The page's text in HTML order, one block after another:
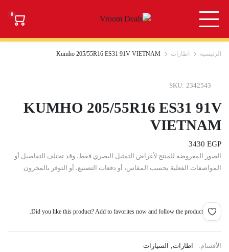
0
الرئيسية اطارات Kumho 205/55R16 ES31 91V VIETNAM
SKU: 2342543
KUMHO 205/55R16 ES31 91V
VIETNAM
3430 EGP
الصور المعروضة للمنتج لأغراض التمثيل البصري فقط، وقد تختلف التفاصيل أو
المواصفات الفعلية بحسب المقاس، أو دفعات التصنيع، أو التوفر بالمخزون.
Did you like this product? Add to favorites now and follow the product.
الأقسام: اطارات, السيارات